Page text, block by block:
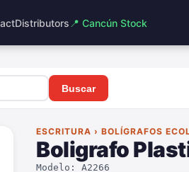
Distributors 📍 Cancún Stock
Buscar
ESCRITURA › BOLÍGRAFOS
Boligrafo
Modelo: A2266